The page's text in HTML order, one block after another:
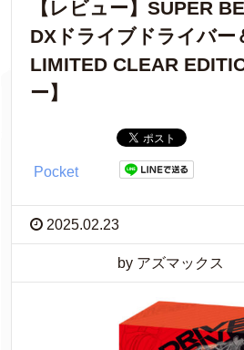
【レビュー】SUPER
DXドライブドライバー
LIMITED CLEAR
ー】
Pocket
2025.02.23
by アズマックス